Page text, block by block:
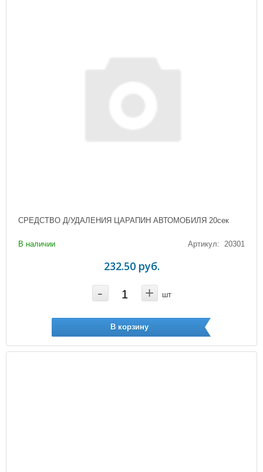
СРЕДСТВО Д/УДАЛЕНИЯ ЦАРАПИН АВТОМОБИЛЯ 20сек
В наличии Артикул: 20301
232.50 руб.
- + шт
В корзину